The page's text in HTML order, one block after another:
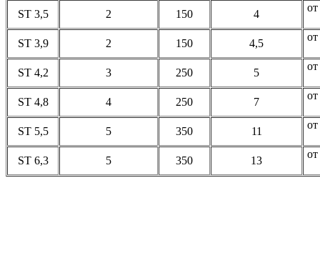
ST 3,5 2 150 4
ST 3,9 2 150 4,5
ST 4,2 3 250 5
ST 4,8 4 250 7
ST 5,5 5 350 11
ST 6,3 5 350 13